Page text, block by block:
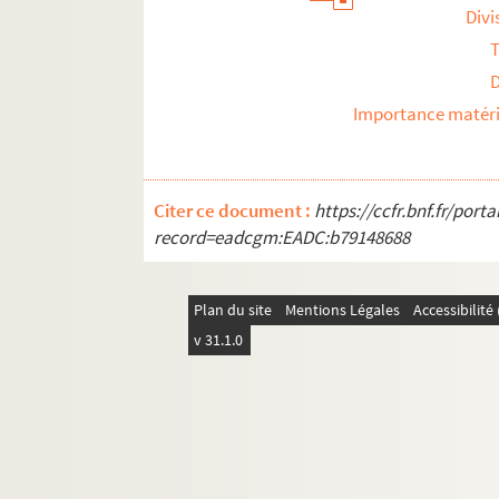
Importance
Citer ce document : https://ccfr.bnf.fr/
record=eadcgm:EADC:b79148688
Plan du site Mentions Légales
v 31.1.0